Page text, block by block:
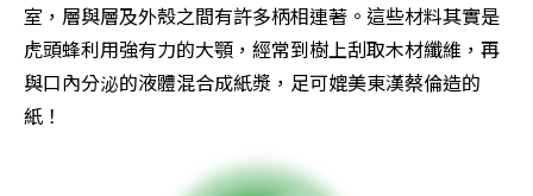
室，層與層及外殼之間有許多柄相連著。這些材料其實是
虎頭蜂利用強有力的大顎，經常到樹上刮取木材纖維，再
與口內分泌的液體混合成紙漿，足可媲美東漢蔡倫造的
紙！